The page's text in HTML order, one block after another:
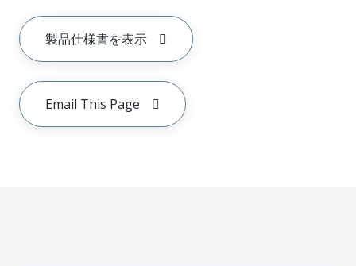
製品仕様書を表示
Email This Page